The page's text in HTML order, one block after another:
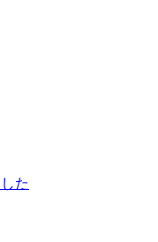
た